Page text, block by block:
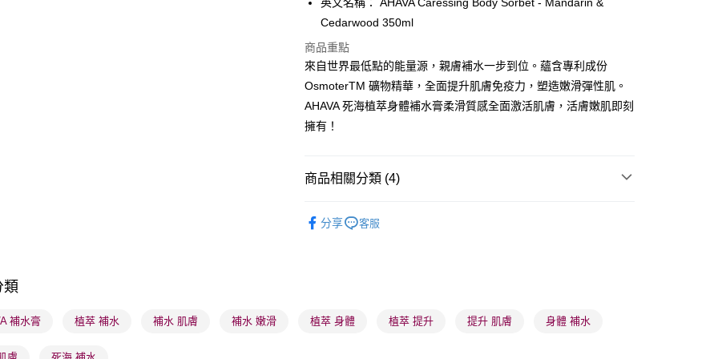
WeChat Pay
BoC Pay
送貨方式
順豐自助櫃 - 確認發貨後1-3個工作天送達
順豐站及營業點 - 確認發貨後1-3個工作天送達
確認發貨後1-3 工作天送達，訂單將隨機分配至SF順豐速運或京東
取。逾期會取消訂單，並不會安排重寄
Cedarwood 350ml
商品重點
來自世界最低點的能量源，親膚補水一步到位。蘊含專利成份
OsmoterTM 礦物精華，全面提升肌膚免疫力，塑造嫩滑彈性肌。
AHAVA 死海植萃身體補水膏柔滑質感全面激活肌膚，活膚嫩肌即刻
擁有！
商品相關分類 (4)
分享 客服
類
補水膏 植萃 補水 補水 肌膚 補水 嫩滑 植萃 身體 植萃 提升 提升 肌膚 身體 補水